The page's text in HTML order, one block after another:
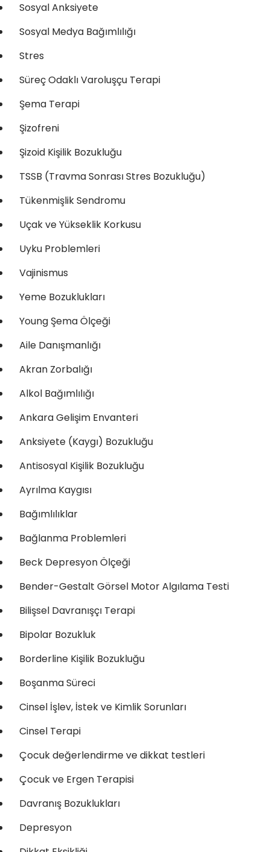
Sosyal Anksiyete
Sosyal Medya Bağımlılığı
Stres
Süreç Odaklı Varoluşçu Terapi
Şema Terapi
Şizofreni
Şizoid Kişilik Bozukluğu
TSSB (Travma Sonrası Stres Bozukluğu)
Tükenmişlik Sendromu
Uçak ve Yükseklik Korkusu
Uyku Problemleri
Vajinismus
Yeme Bozuklukları
Young Şema Ölçeği
Aile Danışmanlığı
Akran Zorbalığı
Alkol Bağımlılığı
Ankara Gelişim Envanteri
Anksiyete (Kaygı) Bozukluğu
Antisosyal Kişilik Bozukluğu
Ayrılma Kaygısı
Bağımlılıklar
Bağlanma Problemleri
Beck Depresyon Ölçeği
Bender-Gestalt Görsel Motor Algılama Testi
Bilişsel Davranışçı Terapi
Bipolar Bozukluk
Borderline Kişilik Bozukluğu
Boşanma Süreci
Cinsel İşlev, İstek ve Kimlik Sorunları
Cinsel Terapi
Çocuk değerlendirme ve dikkat testleri
Çocuk ve Ergen Terapisi
Davranış Bozuklukları
Depresyon